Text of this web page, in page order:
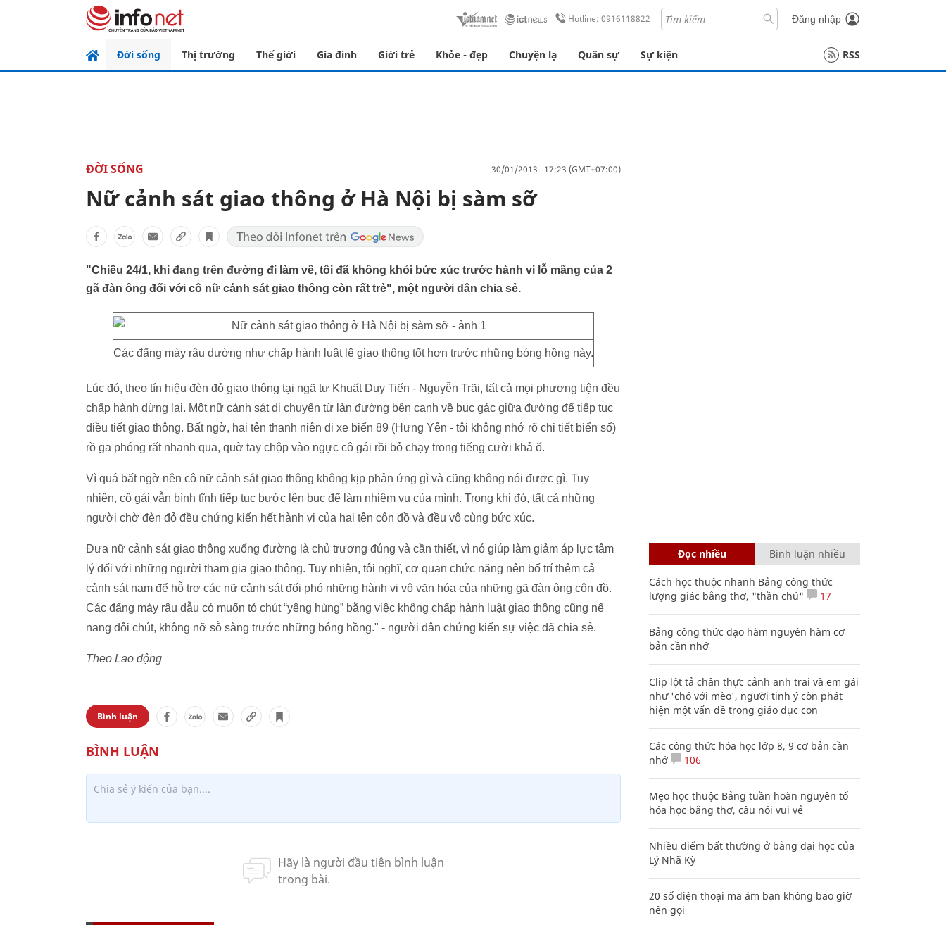
Hotline: 0916118822 Đăng nhập
Đời sống Thị trường Thế giới Gia đình Giới trẻ Khỏe - đẹp Chuyện lạ Quân sự Sự kiện RSS
ĐỜI SỐNG 30/01/2013 17:23 (GMT+07:00)
Nữ cảnh sát giao thông ở Hà Nội bị sàm sỡ
"Chiều 24/1, khi đang trên đường đi làm về, tôi đã không khỏi bức xúc trước hành vi lỗ mãng của 2
gã đàn ông đối với cô nữ cảnh sát giao thông còn rất trẻ", một người dân chia sẻ.
Các đấng mày râu dường như chấp hành luật lệ giao thông tốt hơn trước những bóng hồng này.
Lúc đó, theo tín hiệu đèn đỏ giao thông tại ngã tư Khuất Duy Tiến - Nguyễn Trãi, tất cả mọi phương tiện đều
chấp hành dừng lại. Một nữ cảnh sát di chuyển từ làn đường bên cạnh về bục gác giữa đường để tiếp tục
điều tiết giao thông. Bất ngờ, hai tên thanh niên đi xe biển 89 (Hưng Yên - tôi không nhớ rõ chi tiết biển số)
rồ ga phóng rất nhanh qua, quờ tay chộp vào ngực cô gái rồi bỏ chạy trong tiếng cười khả ố.
Vì quá bất ngờ nên cô nữ cảnh sát giao thông không kịp phản ứng gì và cũng không nói được gì. Tuy
nhiên, cô gái vẫn bình tĩnh tiếp tục bước lên bục để làm nhiệm vụ của mình. Trong khi đó, tất cả những
người chờ đèn đỏ đều chứng kiến hết hành vi của hai tên côn đồ và đều vô cùng bức xúc.
Đưa nữ cảnh sát giao thông xuống đường là chủ trương đúng và cần thiết, vì nó giúp làm giảm áp lực tâm
lý đối với những người tham gia giao thông. Tuy nhiên, tôi nghĩ, cơ quan chức năng nên bố trí thêm cả
cảnh sát nam để hỗ trợ các nữ cảnh sát đối phó những hành vi vô văn hóa của những gã đàn ông côn đồ.
Các đấng mày râu dẫu có muốn tỏ chút “yêng hùng” bằng việc không chấp hành luật giao thông cũng nể
nang đôi chút, không nỡ sỗ sàng trước những bóng hồng." - người dân chứng kiến sự việc đã chia sẻ.
Theo Lao động
Bình luận
Đọc nhiều Bình luận nhiều
Cách học thuộc nhanh Bảng công thức
lượng giác bằng thơ, "thần chú"
17
Bảng công thức đạo hàm nguyên hàm cơ
bản cần nhớ
Clip lột tả chân thực cảnh anh trai và em gái
như 'chó với mèo', người tinh ý còn phát
hiện một vấn đề trong giáo dục con
Các công thức hóa học lớp 8, 9 cơ bản cần
nhớ
106
Mẹo học thuộc Bảng tuần hoàn nguyên tố
hóa học bằng thơ, câu nói vui vẻ
Nhiều điểm bất thường ở bằng đại học của
Lý Nhã Kỳ
20 số điện thoại ma ám bạn không bao giờ
nên gọi